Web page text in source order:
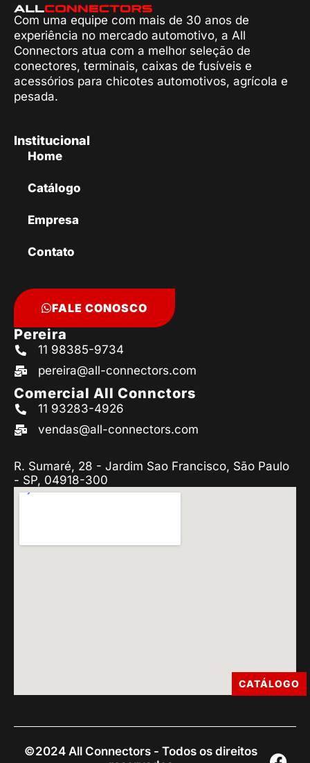
Com uma equipe com mais de 30 anos de
experiência no mercado automotivo, a All
Connectors atua com a melhor seleção de
conectores, terminais, caixas de fusíveis e
acessórios para chicotes automotivos, agrícola e
pesada.
Institucional
Home
Catálogo
Empresa
Contato
FALE CONOSCO
Pereira
11 98385-9734
pereira@all-connectors.com
Comercial All Connctors
11 93283-4926
vendas@all-connectors.com
R. Sumaré, 28 - Jardim Sao Francisco, São Paulo
- SP, 04918-300
©2024 All Connectors - Todos os direitos
CATÁLOGO